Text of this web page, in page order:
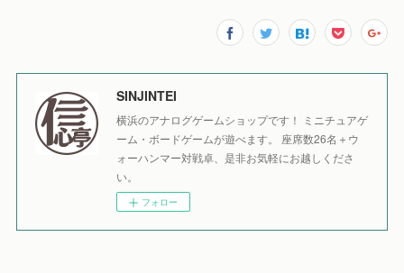
SINJINTEI
横浜のアナログゲームショップです！ ミニチュアゲ
ーム・ボードゲームが遊べます。 座席数26名＋ウ
ォーハンマー対戦卓、是非お気軽にお越しくださ
い。
フォロー